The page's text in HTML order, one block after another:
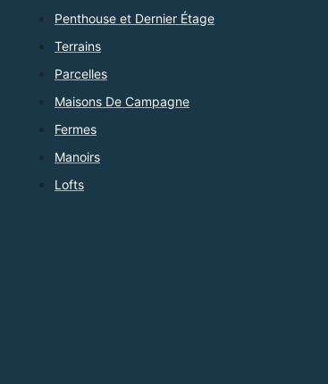
Penthouse et Dernier Étage
Terrains
Parcelles
Maisons De Campagne
Fermes
Manoirs
Lofts